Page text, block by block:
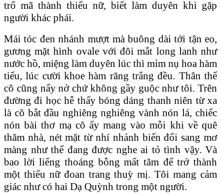
trổ mã thành thiếu nữ, biết làm duyên khi gặp
người khác phái.
Mái tóc đen nhánh mượt mà buông dài tới tận eo,
gương mặt hình ovale với đôi mắt long lanh như
nước hồ, miệng làm duyên lúc thì mỉm nụ hoa hàm
tiếu, lúc cười khoe hàm răng trắng đều. Thân thể
cô cũng nẩy nở chứ không gầy guộc như tôi. Trên
đường đi học hễ thấy bóng dáng thanh niên từ xa
là cô bắt đầu nghiêng nghiêng vành nón lá, chiếc
nón bài thơ mạ cô ấy mang vào mỗi khi về quê
thăm nhà, nét mặt từ nhí nhảnh biến đổi sang mơ
màng như thể đang được nghe ai tỏ tình vậy. Và
bao lời liếng thoáng bỗng mất tăm để trở thành
một thiếu nữ đoan trang thuỳ mị. Tôi mang cảm
giác như có hai Dạ Quỳnh trong một người.